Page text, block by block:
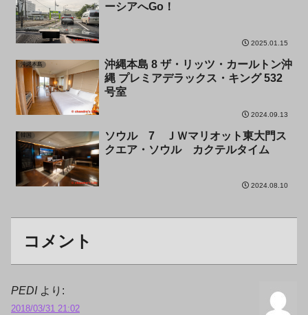
ーシアへGo！
2025.01.15
沖縄本島
沖縄本島 8 ザ・リッツ・カールトン沖
縄 プレミアデラックス・キング 532
号室
2024.09.13
韓国
ソウル 7 ＪＷマリオット東大門ス
クエア・ソウル カクテルタイム
2024.08.10
コメント
PEDI より:
2018/03/31 21:02